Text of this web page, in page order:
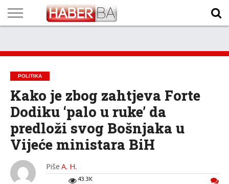
TECH
PROGRAM
PROGNOZA
PUTEVIMA
LISTA
NAMA
POLITIKA
Kako je zbog zahtjeva Forte
Dodiku ‘palo u ruke’ da
predloži svog Bošnjaka u
Vijeće ministara BiH
Piše A. H.
43.3K